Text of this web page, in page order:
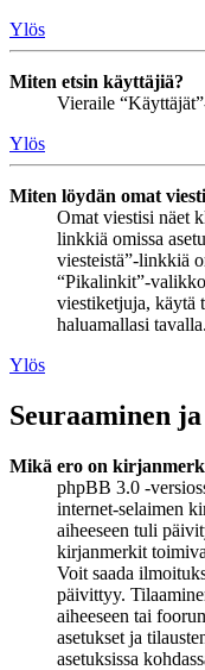
Ylös
Miten etsin käyttäjiä?
Vieraile
Ylös
Miten löydän omat
Omat viestisi näet
linkkiä omissa
viesteistä”-linkkiä
“Pikalinkit”-
viestiketjuja, käytä
haluamallasi tavalla.
Ylös
Seuraaminen
Mikä ero on
phpBB 3.0 -
internet-selaimen
aiheeseen tuli
kirjanmerkit
Voit saada
päivittyy.
aiheeseen tai
asetukset ja
asetuksissa